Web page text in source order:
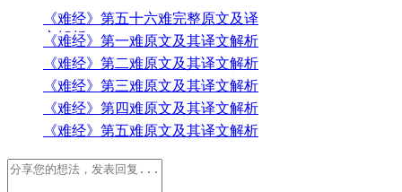
《难经》第五十六难完整原文及译
文解析
《难经》第一难原文及其译文解析
《难经》第二难原文及其译文解析
《难经》第三难原文及其译文解析
《难经》第四难原文及其译文解析
《难经》第五难原文及其译文解析